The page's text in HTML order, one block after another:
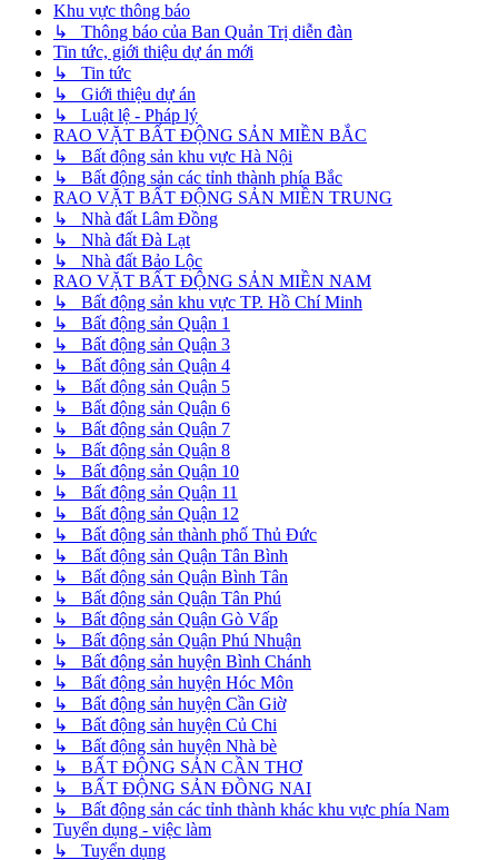
Khu vực thông báo
↳ Thông báo của Ban Quản Trị diễn đàn
Tin tức, giới thiệu dự án mới
↳ Tin tức
↳ Giới thiệu dự án
↳ Luật lệ - Pháp lý
RAO VẶT BẤT ĐỘNG SẢN MIỀN BẮC
↳ Bất động sản khu vực Hà Nội
↳ Bất động sản các tỉnh thành phía Bắc
RAO VẶT BẤT ĐỘNG SẢN MIỀN TRUNG
↳ Nhà đất Lâm Đồng
↳ Nhà đất Đà Lạt
↳ Nhà đất Bảo Lộc
RAO VẶT BẤT ĐỘNG SẢN MIỀN NAM
↳ Bất động sản khu vực TP. Hồ Chí Minh
↳ Bất động sản Quận 1
↳ Bất động sản Quận 3
↳ Bất động sản Quận 4
↳ Bất động sản Quận 5
↳ Bất động sản Quận 6
↳ Bất động sản Quận 7
↳ Bất động sản Quận 8
↳ Bất động sản Quận 10
↳ Bất động sản Quận 11
↳ Bất động sản Quận 12
↳ Bất động sản thành phố Thủ Đức
↳ Bất động sản Quận Tân Bình
↳ Bất động sản Quận Bình Tân
↳ Bất động sản Quận Tân Phú
↳ Bất động sản Quận Gò Vấp
↳ Bất động sản Quận Phú Nhuận
↳ Bất động sản huyện Bình Chánh
↳ Bất động sản huyện Hóc Môn
↳ Bất động sản huyện Cần Giờ
↳ Bất động sản huyện Củ Chi
↳ Bất động sản huyện Nhà bè
↳ BẤT ĐỘNG SẢN CẦN THƠ
↳ BẤT ĐỘNG SẢN ĐỒNG NAI
↳ Bất động sản các tỉnh thành khác khu vực phía Nam
Tuyển dụng - việc làm
↳ Tuyển dụng